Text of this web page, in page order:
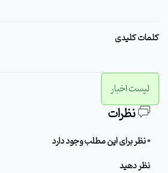
کلمات کلیدی
لیست اخبار
نظرات
0 نظر برای این مطلب وجود دارد
نظر دهید